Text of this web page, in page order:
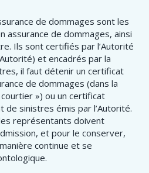
de dommages sont les
assurance de dommages, ainsi
Ils sont certifiés par l’Autorité
et encadrés par la
il faut détenir un certificat
de dommages (dans la
») ou un certificat
de sinistres émis par l’Autorité.
représentants doivent
et pour le conserver,
continue et se